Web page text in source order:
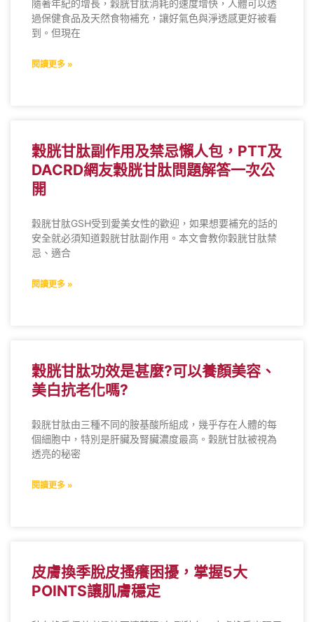
隨著年紀的增長，穀胱甘肽消耗的速度增快，人體可以透
過保健食品及天然食物補充，讓好氣色與淨透感更好被看
到。但現在
閱讀更多 »
穀胱甘肽副作用及禁忌懶人包，PTT及
DACRD網友穀胱甘肽問題解答一次公
開
穀胱甘肽GSH受到愛美女性的歡迎，如果想要補充的話的
安全就必須知道穀胱甘肽副作用。本文會教你穀胱甘肽禁
忌、適合
閱讀更多 »
穀胱甘肽功效是甚麼?可以養顏美容、
美白抗老化嗎?
穀胱甘肽由三種不同的胺基酸所組成，幾乎存在人體的每
個細胞中，特別是肝臟及腎臟濃度最高。穀胱甘肽被視為
透亮的秘密
閱讀更多 »
皮膚換季脫皮搔癢困擾，掌握5大
POINTS讓肌膚穩定